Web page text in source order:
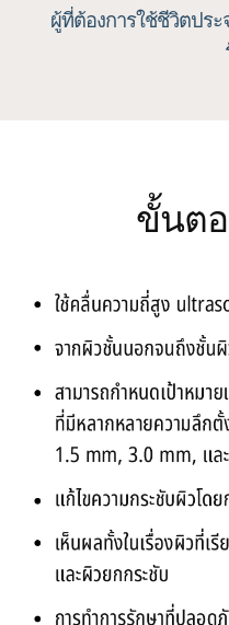
ผู้ที่ต้องการใช้ชีวิตปร
ขั้นต